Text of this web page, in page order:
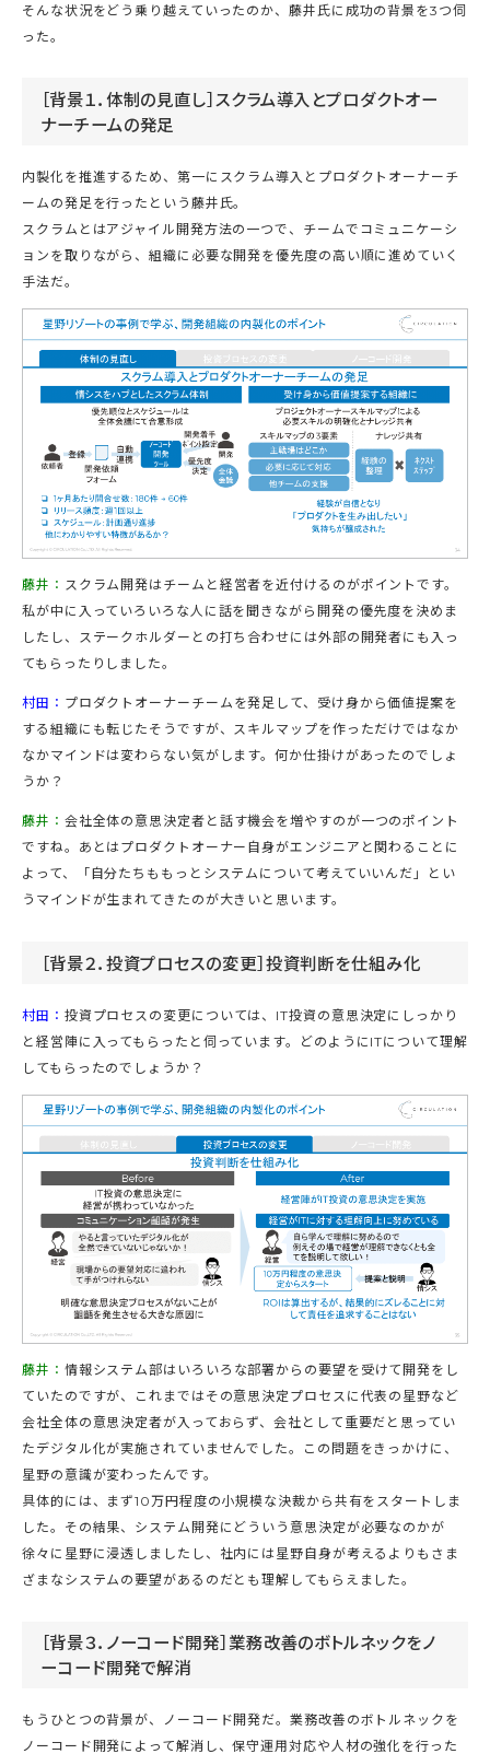
そんな状況をどう乗り越えていったのか、藤井氏に成功の背景を3つ伺
った。
［背景１．体制の見直し］スクラム導入とプロダクトオー
ナーチームの発足
内製化を推進するため、第一にスクラム導入とプロダクトオーナーチ
ームの発足を行ったという藤井氏。
スクラムとはアジャイル開発方法の一つで、チームでコミュニケーシ
ョンを取りながら、組織に必要な開発を優先度の高い順に進めていく
手法だ。
藤井： スクラム開発はチームと経営者を近付けるのがポイントです。
私が中に入っていろいろな人に話を聞きながら開発の優先度を決めま
したし、ステークホルダーとの打ち合わせには外部の開発者にも入っ
てもらったりしました。
村田： プロダクトオーナーチームを発足して、受け身から価値提案を
する組織にも転じたそうですが、スキルマップを作っただけではなか
なかマインドは変わらない気がします。何か仕掛けがあったのでしょ
うか？
藤井： 会社全体の意思決定者と話す機会を増やすのが一つのポイント
ですね。あとはプロダクトオーナー自身がエンジニアと関わることに
よって、「自分たちももっとシステムについて考えていいんだ」とい
うマインドが生まれてきたのが大きいと思います。
［背景２．投資プロセスの変更］投資判断を仕組み化
村田： 投資プロセスの変更については、IT投資の意思決定にしっかり
と経営陣に入ってもらったと伺っています。どのようにITについて理解
してもらったのでしょうか？
藤井： 情報システム部はいろいろな部署からの要望を受けて開発をし
ていたのですが、これまではその意思決定プロセスに代表の星野など
会社全体の意思決定者が入っておらず、会社として重要だと思ってい
たデジタル化が実施されていませんでした。この問題をきっかけに、
星野の意識が変わったんです。
具体的には、まず10万円程度の小規模な決裁から共有をスタートしま
した。その結果、システム開発にどういう意思決定が必要なのかが
徐々に星野に浸透しましたし、社内には星野自身が考えるよりもさま
ざまなシステムの要望があるのだとも理解してもらえました。
［背景３．ノーコード開発］業務改善のボトルネックをノ
ーコード開発で解消
もうひとつの背景が、ノーコード開発だ。業務改善のボトルネックを
ノーコード開発によって解消し、保守運用対応や人材の強化を行った